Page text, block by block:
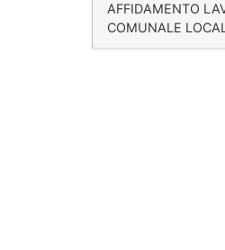
AFFIDAMENTO
COMUNALE